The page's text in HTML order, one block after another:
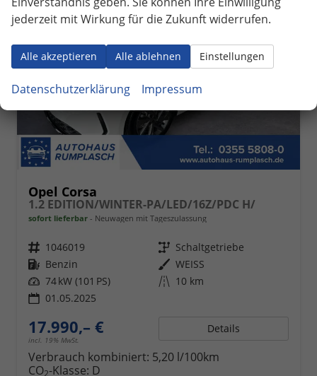
Opel Corsa
1.2 EDITION/WINTER-PA/LED/16Z/PDC H/
sofort lieferbar Neuwagen mit Tageszulassung
Fahrzeugnr. 1046019 Getriebe Schaltgetriebe
Kraftstoff Benzin Außenfarbe WEISS
Leistung 74 kW (101 PS) Kilometerstand 10 km
01.05.2025
17.990,– €
incl. 19% MwSt.
Details
Verbrauch kombiniert: 5,20 l/100km
CO -Klasse: D
jederzeit mit Wirkung für die Zukunft widerrufen.
Alle akzeptieren Alle ablehnen Einstellungen
Datenschutzerklärung Impressum